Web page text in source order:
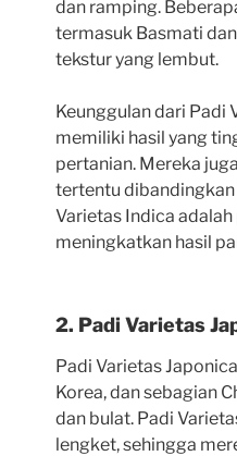
dan ramping.
termasuk Basmati
tekstur yang lembut.
Keunggulan dari Padi
memiliki hasil yang
pertanian. Mereka
tertentu dibandingkan
Varietas Indica
meningkatkan hasil
2. Padi Varietas
Padi Varietas
Korea, dan sebagian
dan bulat. Padi
lengket, sehingga